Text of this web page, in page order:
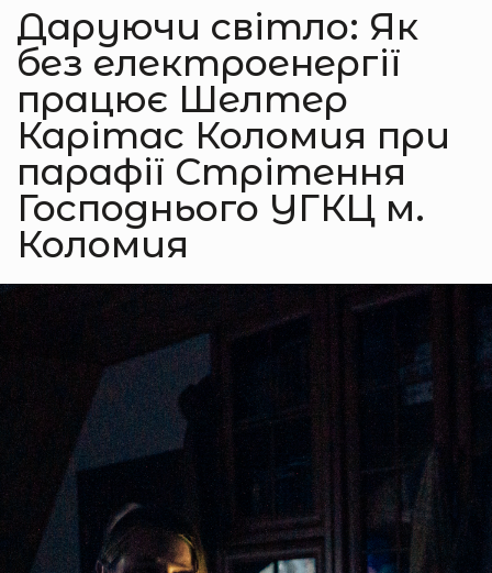
Даруючи світло: Як
без електроенергії
працює Шелтер
Карітас Коломия при
парафії Стрітення
Господнього УГКЦ м.
Коломия